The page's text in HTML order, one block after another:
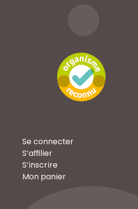
Se connecter
S’affilier
S’inscrire
Mon panier